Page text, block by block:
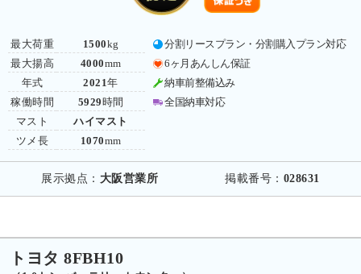
最大荷重
最大揚高
年式
稼働時間
マスト
ツメ長
1500kg
4000mm
2021年
5929 時間
ハイマスト
1070mm
分割リースプラン・分割購入プラン対応
6ヶ月あんしん保証
納車前整備込み
全国納車対応
展示拠点： 大阪営業所 掲載番号： 028631
トヨタ 8FBH10